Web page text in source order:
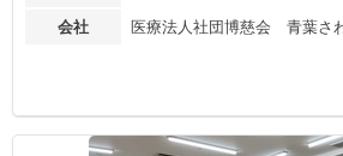
会社
医療法人社団博慈会 青葉さ